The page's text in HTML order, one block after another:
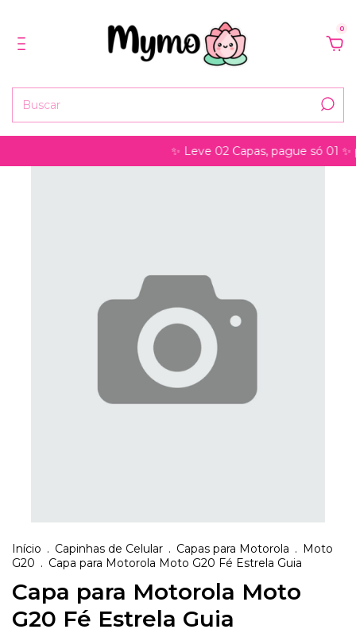
0
✨ Leve 02 Capas, pague só 01 ✨
Início . Capinhas de Celular . Capas para Motorola . Moto
G20 . Capa para Motorola Moto G20 Fé Estrela Guia
Capa para Motorola Moto
G20 Fé Estrela Guia